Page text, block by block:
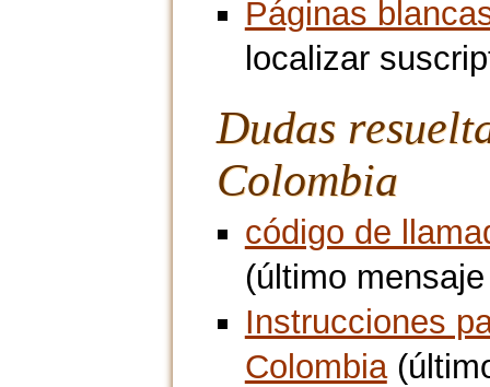
Páginas
localizar
Dudas
Colombia
código de
(último
Instrucciones
Colombia